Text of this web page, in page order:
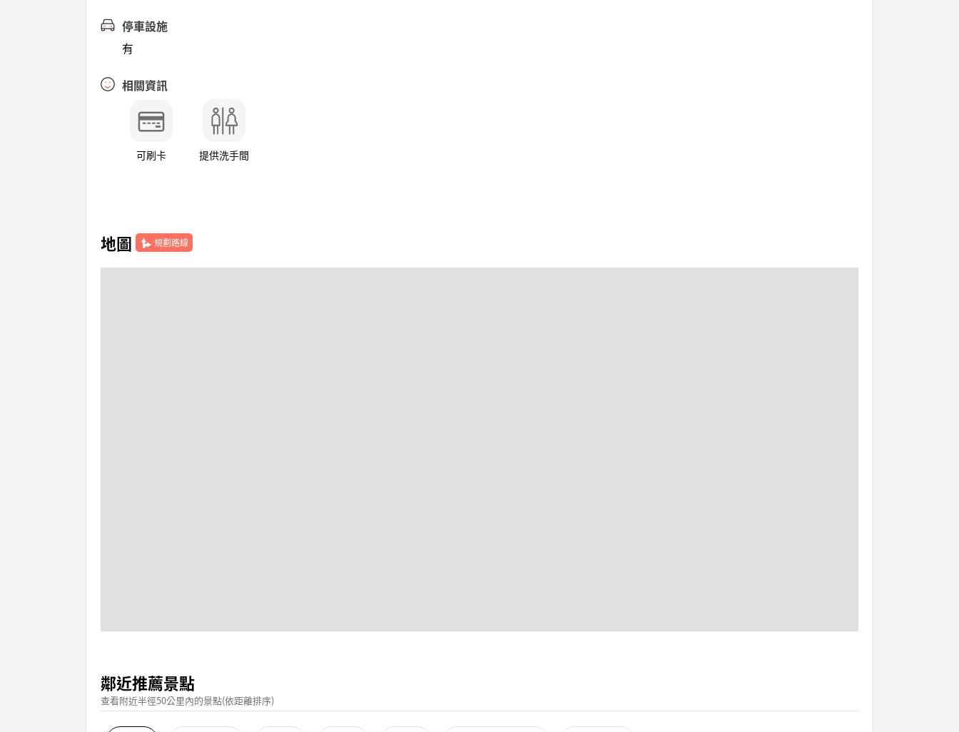
停車設施
有
相關資訊
可刷卡 提供洗手間
地圖 規劃路線
鄰近推薦景點
查看附近半徑50公里內的景點(依距離排序)